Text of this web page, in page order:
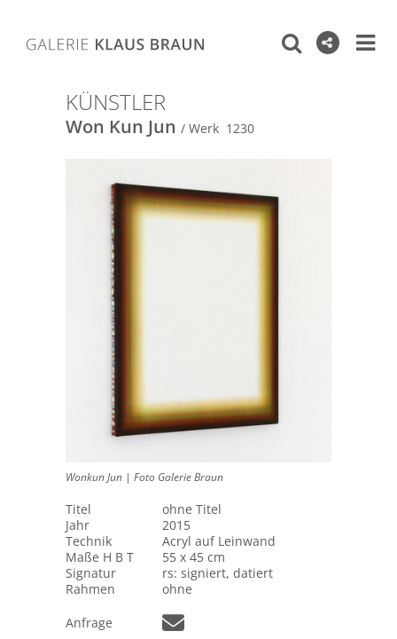
KÜNSTLER
Won Kun Jun / Werk 1230
Wonkun Jun | Foto Galerie Braun
Titel
ohne Titel
Jahr
2015
Technik
Acryl auf Leinwand
Maße H B T
55 x 45 cm
Signatur
rs: signiert, datiert
Rahmen
ohne
Anfrage